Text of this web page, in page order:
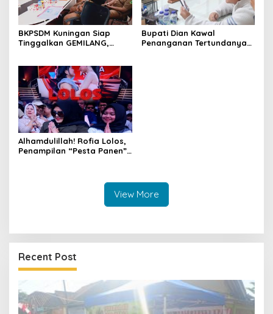
BKPSDM Kuningan Siap
Tinggalkan GEMILANG,
ASN
Bupati Dian Kawal
Penanganan Tertundanya
Alhamdulillah! Rofia Lolos,
Penampilan “Pesta Panen”
View More
Recent Post